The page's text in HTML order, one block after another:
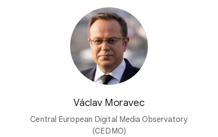
Václav Moravec
Central European Digital Media Observatory
(CEDMO)